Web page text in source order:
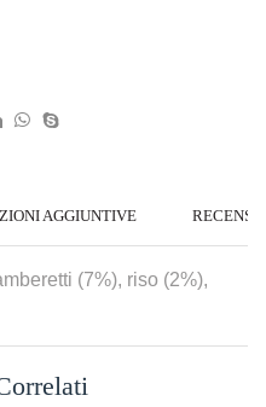
AGGIUNTIVE
(7%), riso (2%),